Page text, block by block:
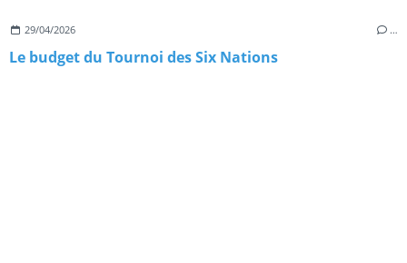
29/04/2026 …
Le budget du Tournoi des Six Nations